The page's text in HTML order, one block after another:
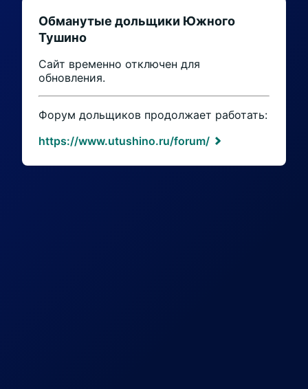
Обманутые дольщики Южного
Тушино
Сайт временно отключен для
обновления.
Форум дольщиков продолжает работать:
https://www.utushino.ru/forum/